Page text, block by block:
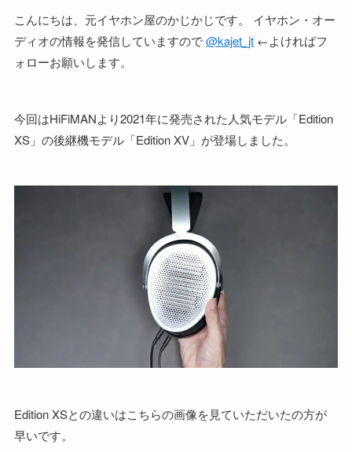
こんにちは、元イヤホン屋のかじかじです。 イヤホン・オー
ディオの情報を発信していますので@kajet_jt←よければフ
ォローお願いします。
今回はHiFiMANより2021年に発売された人気モデル「Edition
XS」の後継機モデル「Edition XV」が登場しました。
Edition XSとの違いはこちらの画像を見ていただいたの方が
早いです。